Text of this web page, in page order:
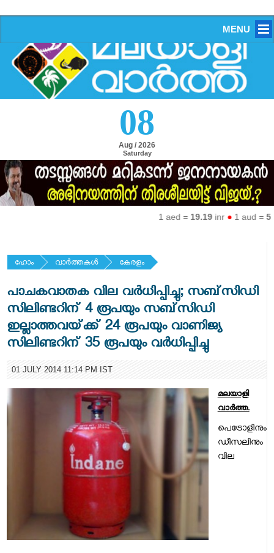
MENU
08
Aug / 2026
Saturday
1 aed =19.19inr●1 aud =
ഹോം വാര്‍ത്തകള്‍ കേരളം
പാചകവാതക വില വര്‍ധിപ്പിച്ചു; സബ്‌സിഡി
സിലിണ്ടറിന്‌ 4 രൂപയും സബ്‌സിഡി
ഇല്ലാത്തവയ്‌ക്ക്‌ 24 രൂപയും വാണിജ്യ
സിലിണ്ടറിന്‌ 35 രൂപയും വര്‍ധിപ്പിച്ചു
01 JULY 2014 11:14 PM IST
മലയാളി
വാര്‍ത്ത.
പെട്രോളിനും
ഡീസലിനും
വില